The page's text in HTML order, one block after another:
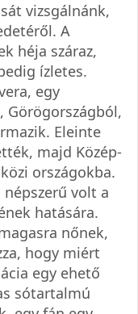
vizsgálnánk,
A
héja száraz,
ízletes.
egy
Görögországból,
Eleinte
majd Közép-
országokba.
volt a
hatására.
nőnek,
hogy miért
egy ehető
sótartalmú